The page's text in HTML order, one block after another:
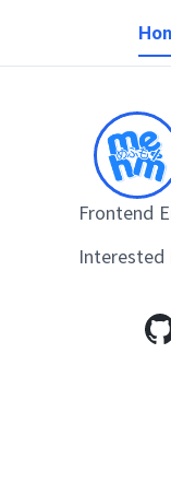
Frontend
Interested